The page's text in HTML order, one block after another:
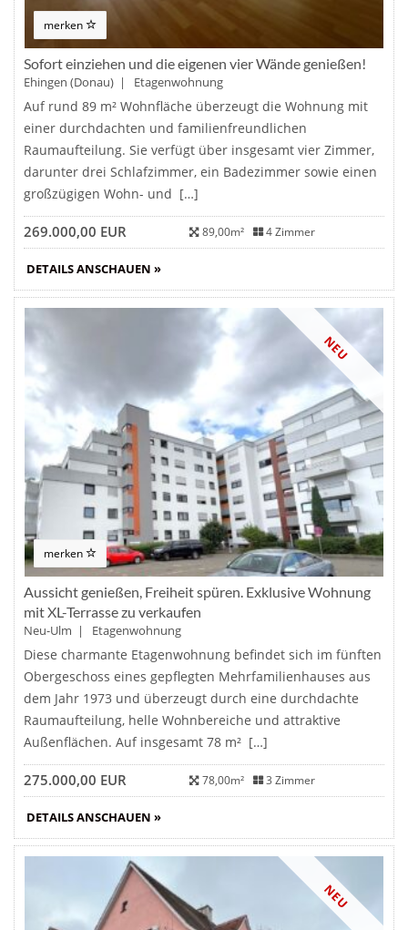
merken
Sofort einziehen und die eigenen vier Wände genießen!
Ehingen (Donau) | Etagenwohnung
Auf rund 89 m² Wohnfläche überzeugt die Wohnung mit
einer durchdachten und familienfreundlichen
Raumaufteilung. Sie verfügt über insgesamt vier Zimmer,
darunter drei Schlafzimmer, ein Badezimmer sowie einen
großzügigen Wohn- und […]
269.000,00 EUR 89,00m² 4 Zimmer
DETAILS ANSCHAUEN »
NEU
merken
Aussicht genießen, Freiheit spüren. Exklusive Wohnung
mit XL-Terrasse zu verkaufen
Neu-Ulm | Etagenwohnung
Diese charmante Etagenwohnung befindet sich im fünften
Obergeschoss eines gepflegten Mehrfamilienhauses aus
dem Jahr 1973 und überzeugt durch eine durchdachte
Raumaufteilung, helle Wohnbereiche und attraktive
Außenflächen. Auf insgesamt 78 m² […]
275.000,00 EUR 78,00m² 3 Zimmer
DETAILS ANSCHAUEN »
NEU